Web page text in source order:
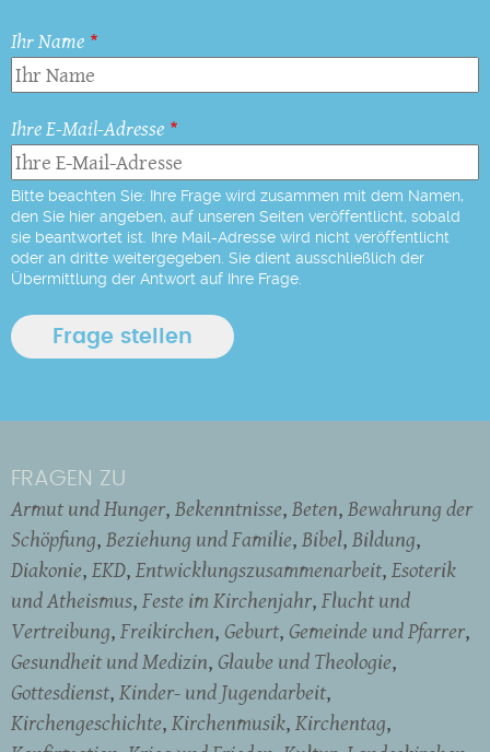
Ihr Name
Ihre E-Mail-Adresse
Bitte beachten Sie: Ihre Frage wird zusammen mit dem Namen,
den Sie hier angeben, auf unseren Seiten veröffentlicht, sobald
sie beantwortet ist. Ihre Mail-Adresse wird nicht veröffentlicht
oder an dritte weitergegeben. Sie dient ausschließlich der
Übermittlung der Antwort auf Ihre Frage.
FRAGEN ZU
Armut und Hunger Bekenntnisse Beten Bewahrung der
Schöpfung Beziehung und Familie Bibel Bildung
Diakonie EKD Entwicklungszusammenarbeit Esoterik
und Atheismus Feste im Kirchenjahr Flucht und
Vertreibung Freikirchen Geburt Gemeinde und Pfarrer
Gesundheit und Medizin Glaube und Theologie
Gottesdienst Kinder- und Jugendarbeit
Kirchengeschichte Kirchenmusik Kirchentag